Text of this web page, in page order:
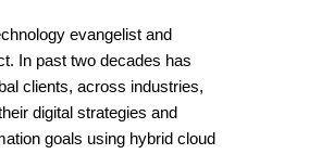
evangelist and
In past two decades has
clients, across industries,
digital strategies and
goals using hybrid cloud